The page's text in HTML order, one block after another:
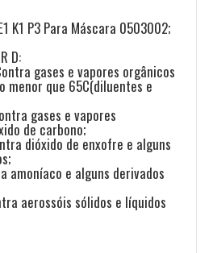
K1 P3 Para Máscara 0503002;
D:
gases e vapores orgânicos
menor que 65C(diluentes e
gases e vapores
de carbono;
dióxido de enxofre e alguns
amoníaco e alguns derivados
aerossóis sólidos e líquidos